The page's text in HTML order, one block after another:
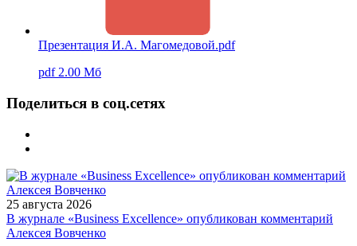
Презентация И.А. Магомедовой.pdf
pdf 2.00 Мб
Поделиться в соц.сетях
25 августа 2026
В журнале «Business Excellence» опубликован комментарий
Алексея Вовченко